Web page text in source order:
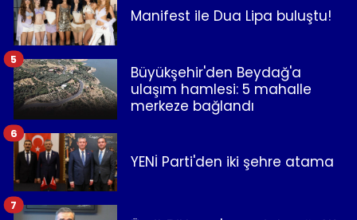
Manifest ile Dua Lipa buluştu!
Büyükşehir'den Beydağ'a
ulaşım hamlesi: 5 mahalle
merkeze bağlandı
5
YENİ Parti'den iki şehre atama
6
7